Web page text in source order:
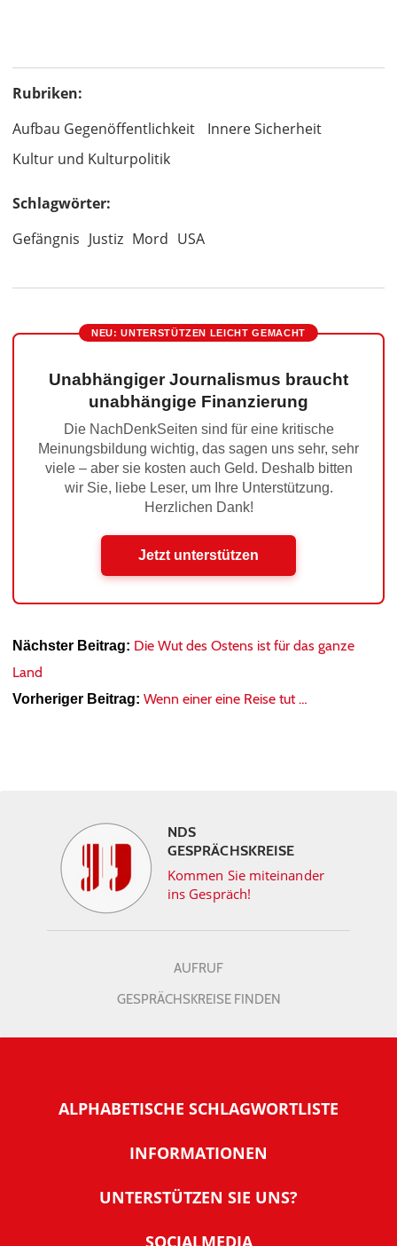
Rubriken:
Aufbau Gegenöffentlichkeit
Innere Sicherheit
Kultur und Kulturpolitik
Schlagwörter:
Gefängnis Justiz Mord USA
NEU: UNTERSTÜTZEN LEICHT GEMACHT
Unabhängiger Journalismus braucht
unabhängige Finanzierung
Die NachDenkSeiten sind für eine kritische
Meinungsbildung wichtig, das sagen uns sehr, sehr
viele – aber sie kosten auch Geld. Deshalb bitten
wir Sie, liebe Leser, um Ihre Unterstützung.
Herzlichen Dank!
Jetzt unterstützen
Nächster Beitrag: Die Wut des Ostens ist für das ganze
Land
Vorheriger Beitrag: Wenn einer eine Reise tut …
NDS
GESPRÄCHSKREISE
Kommen Sie miteinander
ins Gespräch!
AUFRUF
GESPRÄCHSKREISE FINDEN
ALPHABETISCHE SCHLAGWORTLISTE
INFORMATIONEN
Warum NachDenkSeiten
UNTERSTÜTZEN SIE UNS?